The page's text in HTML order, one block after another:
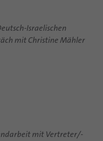
Israelischen
mit Christine Mähler
mit Vertreter/-